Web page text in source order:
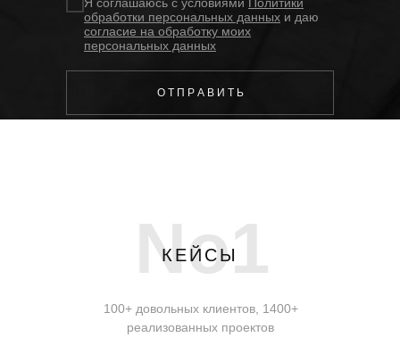
Я соглашаюсь с условиями
Политики
обработки персональных данных и даю
согласие на обработку моих
персональных данных
О Т П Р А В И Т Ь
No1
КЕЙСЫ
100+ довольных клиентов, 1400+
реализованных проектов